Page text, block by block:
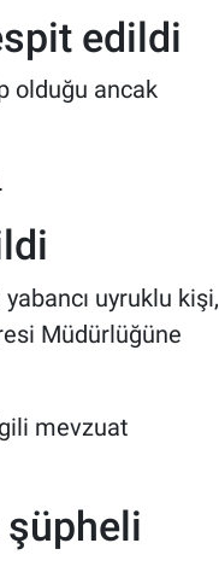
edildi
olduğu ancak
uyruklu kişi,
Müdürlüğüne
mevzuat